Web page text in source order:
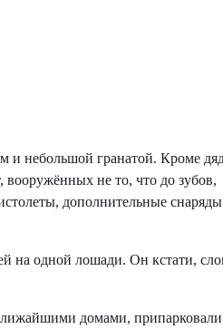
небольшой гранатой. Кроме
не то, что до зубов,
дополнительные
на одной лошади. Он кстати,
домами, припарковали